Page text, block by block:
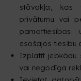
stāvokļa, kas
privātumu vai
esošajos tiesību
Izplatīt jebkādu
vai negodīga